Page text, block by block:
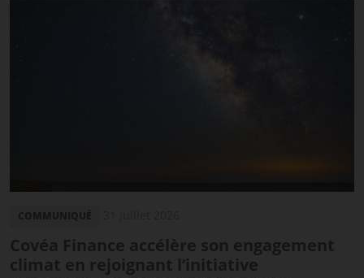
Covéa Finance accélère son engagement
climat en rejoignant l’initiative